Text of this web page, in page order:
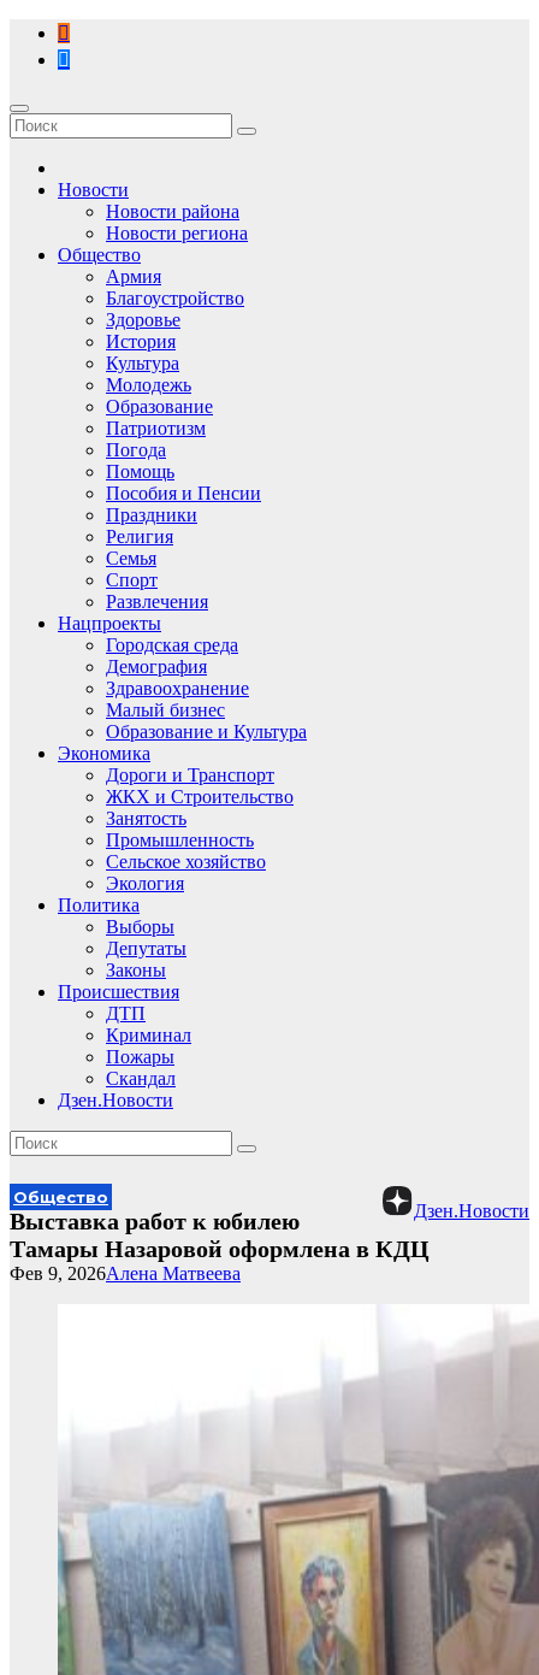
Перейти
содержимому
Новости
Новости района
Новости региона
Общество
Армия
Благоустройство
Здоровье
История
Культура
Молодежь
Образование
Патриотизм
Погода
Помощь
Пособия и Пенсии
Праздники
Религия
Семья
Спорт
Развлечения
Нацпроекты
Городская среда
Демография
Здравоохранение
Малый бизнес
Образование и Культура
Экономика
Дороги и Транспорт
ЖКХ и Строительство
Занятость
Промышленность
Сельское хозяйство
Экология
Политика
Выборы
Депутаты
Законы
Происшествия
ДТП
Криминал
Пожары
Скандал
Дзен.Новости
Дзен.Новости
Общество
Выставка работ к юбилею
Тамары Назаровой оформлена в КДЦ
Алена Матвеева
Фев 9, 2026